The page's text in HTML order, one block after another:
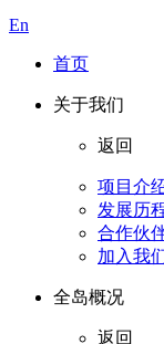
En
首页
关于我们
返回
项目介
发展历
合作伙
加入我
全岛概况
返回